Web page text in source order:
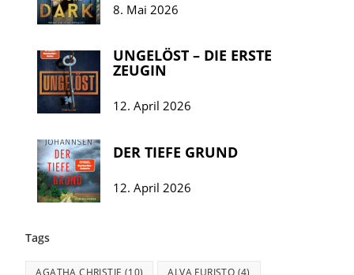
8. Mai 2026
UNGELÖST – DIE ERSTE
ZEUGIN
12. April 2026
DER TIEFE GRUND
12. April 2026
Tags